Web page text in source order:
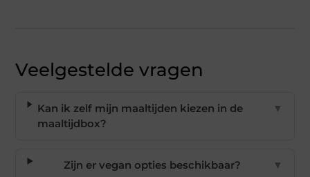
Veelgestelde vragen
Kan ik zelf mijn maaltijden kiezen in de
maaltijdbox?
▼
Zijn er vegan opties beschikbaar? ▼